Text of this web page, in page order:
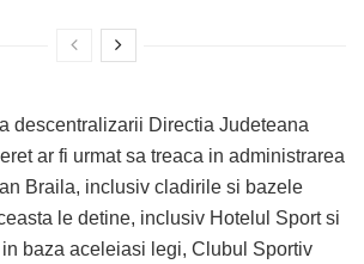
descentralizarii Directia Judeteana
ar fi urmat sa treaca in administrarea
Braila, inclusiv cladirile si bazele
le detine, inclusiv Hotelul Sport si
baza aceleiasi legi, Clubul Sportiv